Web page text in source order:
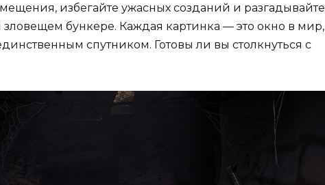
избегайте ужасных созданий и разгадывайте
зловещем бункере. Каждая картинка — это окно в мир,
спутником. Готовы ли вы столкнуться с